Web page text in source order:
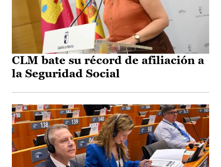
CLM bate su récord de afiliación a
la Seguridad Social